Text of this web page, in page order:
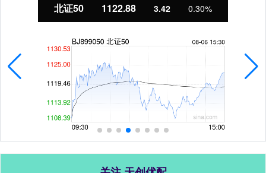
北证50 1122.88 3.42 0.30%